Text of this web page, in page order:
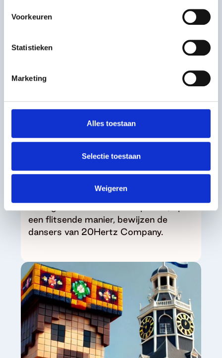
Voorkeuren
Statistieken
Marketing
Alles toestaan
Selectie toestaan
Weigeren
Voorbeeldinitiatief
20Hertz
Dat dove en slechthorende mensen hun
een flitsende manier, bewijzen de
dansers van 20Hertz Company.